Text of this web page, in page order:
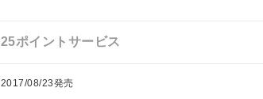
25ポイントサービス
2017/08/23発売